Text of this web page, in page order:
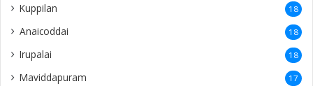
Kuppilan 18
Anaicoddai 18
Irupalai 18
Maviddapuram 17